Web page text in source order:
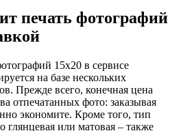
печать фотографий
15х20 в сервисе
на базе нескольких
Прежде всего, конечная цена
отпечатанных фото: заказывая
экономите. Кроме того, тип
глянцевая или матовая – также